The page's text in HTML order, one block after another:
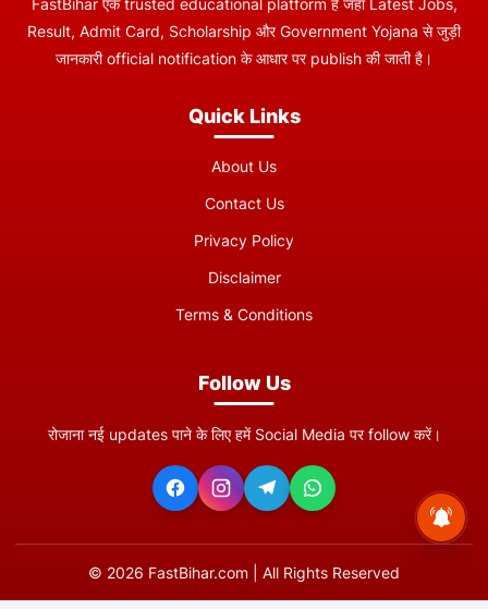
FastBihar एक trusted educational platform है जहाँ Latest Jobs,
Result, Admit Card, Scholarship और Government Yojana से जुड़ी
जानकारी official notification के आधार पर publish की जाती है।
Quick Links
About Us
Contact Us
Privacy Policy
Disclaimer
Terms & Conditions
Follow Us
रोजाना नई updates पाने के लिए हमें Social Media पर follow करें।
© 2026 FastBihar.com | All Rights Reserved